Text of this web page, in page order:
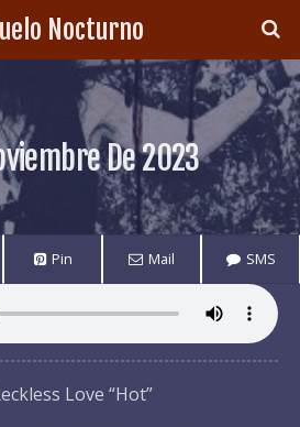
Nocturno
De 2023
Pin Mail SMS
Love “Hot”